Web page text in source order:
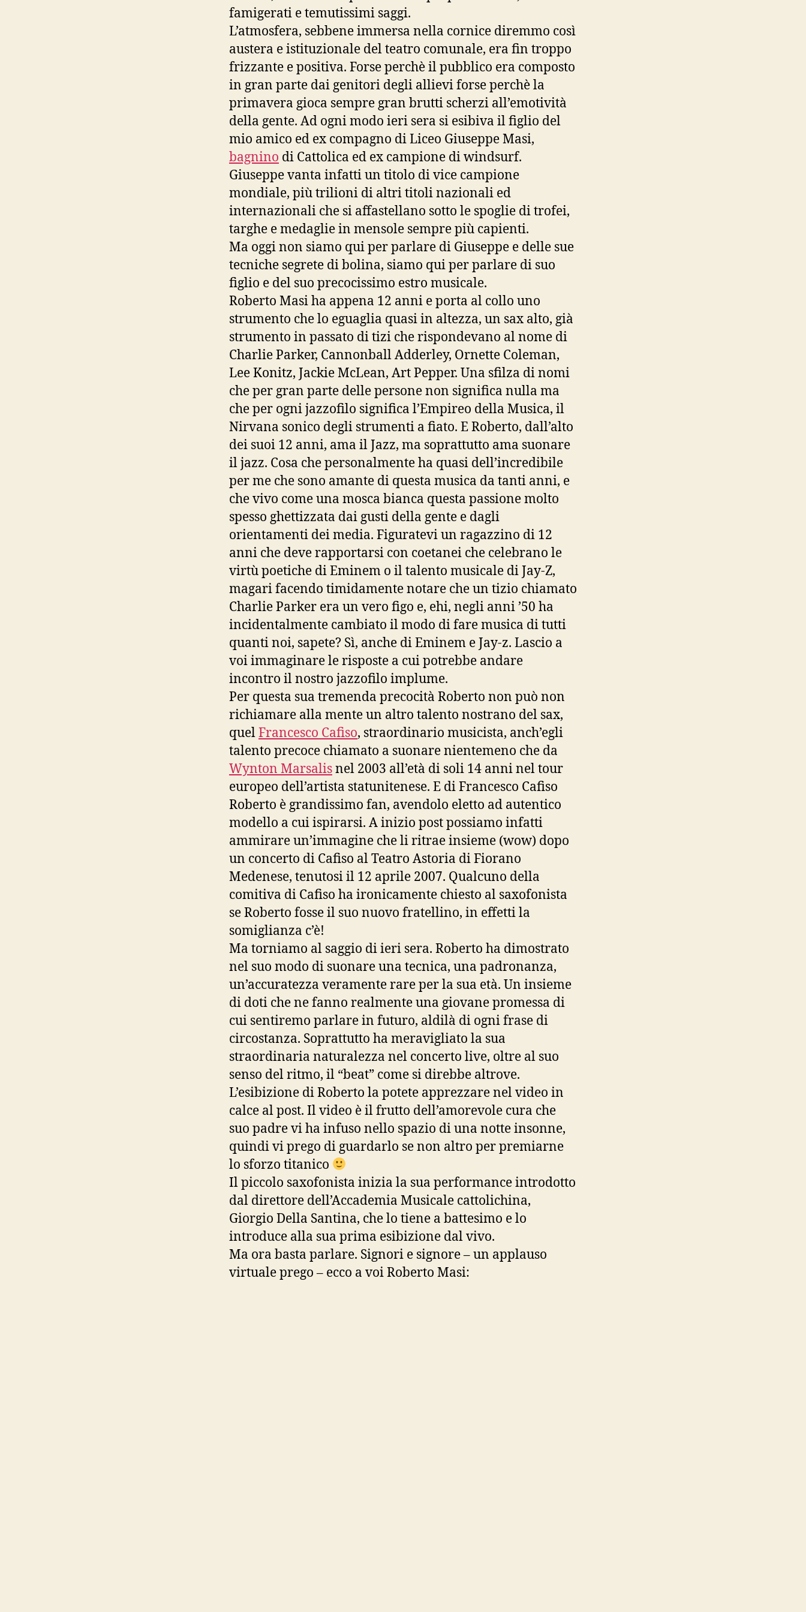
famigerati e temutissimi saggi.
L’atmosfera, sebbene immersa nella cornice diremmo così
austera e istituzionale del teatro comunale, era fin troppo
frizzante e positiva. Forse perchè il pubblico era composto
in gran parte dai genitori degli allievi forse perchè la
primavera gioca sempre gran brutti scherzi all’emotività
della gente. Ad ogni modo ieri sera si esibiva il figlio del
mio amico ed ex compagno di Liceo Giuseppe Masi,
bagnino di Cattolica ed ex campione di windsurf.
Giuseppe vanta infatti un titolo di vice campione
mondiale, più trilioni di altri titoli nazionali ed
internazionali che si affastellano sotto le spoglie di trofei,
targhe e medaglie in mensole sempre più capienti.
Ma oggi non siamo qui per parlare di Giuseppe e delle sue
tecniche segrete di bolina, siamo qui per parlare di suo
figlio e del suo precocissimo estro musicale.
Roberto Masi ha appena 12 anni e porta al collo uno
strumento che lo eguaglia quasi in altezza, un sax alto, già
strumento in passato di tizi che rispondevano al nome di
Charlie Parker, Cannonball Adderley, Ornette Coleman,
Lee Konitz, Jackie McLean, Art Pepper. Una sfilza di nomi
che per gran parte delle persone non significa nulla ma
che per ogni jazzofilo significa l’Empireo della Musica, il
Nirvana sonico degli strumenti a fiato. E Roberto, dall’alto
dei suoi 12 anni, ama il Jazz, ma soprattutto ama suonare
il jazz. Cosa che personalmente ha quasi dell’incredibile
per me che sono amante di questa musica da tanti anni, e
che vivo come una mosca bianca questa passione molto
spesso ghettizzata dai gusti della gente e dagli
orientamenti dei media. Figuratevi un ragazzino di 12
anni che deve rapportarsi con coetanei che celebrano le
virtù poetiche di Eminem o il talento musicale di Jay-Z,
magari facendo timidamente notare che un tizio chiamato
Charlie Parker era un vero figo e, ehi, negli anni ’50 ha
incidentalmente cambiato il modo di fare musica di tutti
quanti noi, sapete? Sì, anche di Eminem e Jay-z. Lascio a
voi immaginare le risposte a cui potrebbe andare
incontro il nostro jazzofilo implume.
Per questa sua tremenda precocità Roberto non può non
richiamare alla mente un altro talento nostrano del sax,
quelFrancesco Cafiso, straordinario musicista, anch’egli
talento precoce chiamato a suonare nientemeno che da
Wynton Marsalisnel 2003 all’età di soli 14 anni nel tour
europeo dell’artista statunitenese. E di Francesco Cafiso
Roberto è grandissimo fan, avendolo eletto ad autentico
modello a cui ispirarsi. A inizio post possiamo infatti
ammirare un’immagine che li ritrae insieme (wow) dopo
un concerto di Cafiso al Teatro Astoria di Fiorano
Medenese, tenutosi il 12 aprile 2007. Qualcuno della
comitiva di Cafiso ha ironicamente chiesto al saxofonista
se Roberto fosse il suo nuovo fratellino, in effetti la
somiglianza c’è!
Ma torniamo al saggio di ieri sera. Roberto ha dimostrato
nel suo modo di suonare una tecnica, una padronanza,
un’accuratezza veramente rare per la sua età. Un insieme
di doti che ne fanno realmente una giovane promessa di
cui sentiremo parlare in futuro, aldilà di ogni frase di
circostanza. Soprattutto ha meravigliato la sua
straordinaria naturalezza nel concerto live, oltre al suo
senso del ritmo, il “beat” come si direbbe altrove.
L’esibizione di Roberto la potete apprezzare nel video in
calce al post. Il video è il frutto dell’amorevole cura che
suo padre vi ha infuso nello spazio di una notte insonne,
quindi vi prego di guardarlo se non altro per premiarne
lo sforzo titanico
Il piccolo saxofonista inizia la sua performance introdotto
dal direttore dell’Accademia Musicale cattolichina,
Giorgio Della Santina, che lo tiene a battesimo e lo
introduce alla sua prima esibizione dal vivo.
Ma ora basta parlare. Signori e signore – un applauso
virtuale prego – ecco a voi Roberto Masi: